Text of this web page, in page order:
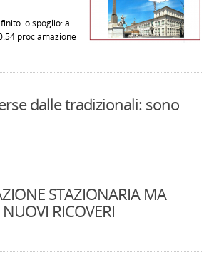
lo spoglio: a
proclamazione
dalle tradizionali: sono
STAZIONARIA MA
RICOVERI